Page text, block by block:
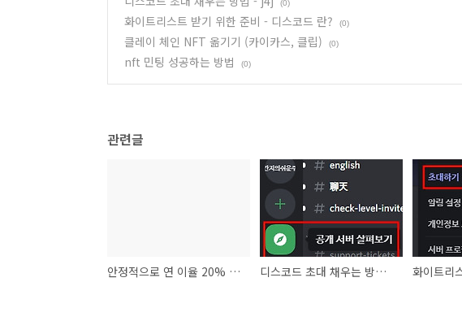
(0)
화이트리스트 받기 위한 준비 - 디스코드 란? (0)
클레이 체인 NFT 옮기기 (카이카스, 클립) (0)
nft 민팅 성공하는 방법 (0)
관련글
안정적으로 연 이율 20% 이상 벌기 - (Feat. 디파이) 디스코드 초대 채우는 방법 - j4j